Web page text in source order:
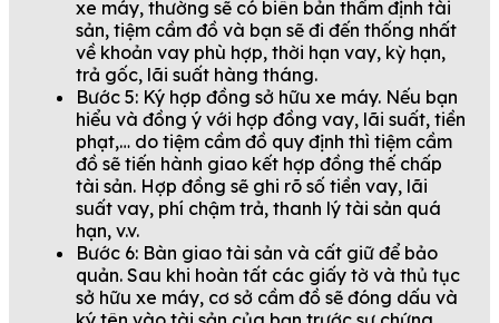
xe máy, thường sẽ có biên bản thẩm định tài
sản, tiệm cầm đồ và bạn sẽ đi đến thống nhất
về khoản vay phù hợp, thời hạn vay, kỳ hạn,
trả gốc, lãi suất hàng tháng.
Bước 5: Ký hợp đồng sở hữu xe máy. Nếu bạn
hiểu và đồng ý với hợp đồng vay, lãi suất, tiền
phạt,… do tiệm cầm đồ quy định thì tiệm cầm
đồ sẽ tiến hành giao kết hợp đồng thế chấp
tài sản. Hợp đồng sẽ ghi rõ số tiền vay, lãi
suất vay, phí chậm trả, thanh lý tài sản quá
hạn, v.v.
Bước 6: Bàn giao tài sản và cất giữ để bảo
quản. Sau khi hoàn tất các giấy tờ và thủ tục
sở hữu xe máy, cơ sở cầm đồ sẽ đóng dấu và